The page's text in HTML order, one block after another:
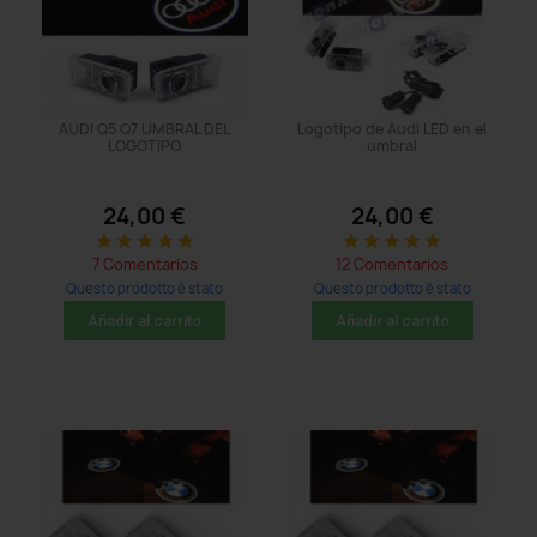
AUDI Q5 Q7 UMBRAL DEL
LOGOTIPO
24,00 €
star star star star star
7 Comentarios
Questo prodotto è stato
acquistato: 53 times
Añadir al carrito
Logotipo de Audi LED en el
umbral
24,00 €
star star star star star
12 Comentarios
Questo prodotto è stato
acquistato: 179 times
Añadir al carrito